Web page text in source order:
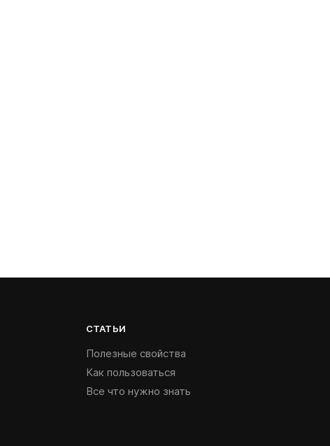
СТАТЬИ
Полезные свойства
Как пользоваться
Все что нужно знать